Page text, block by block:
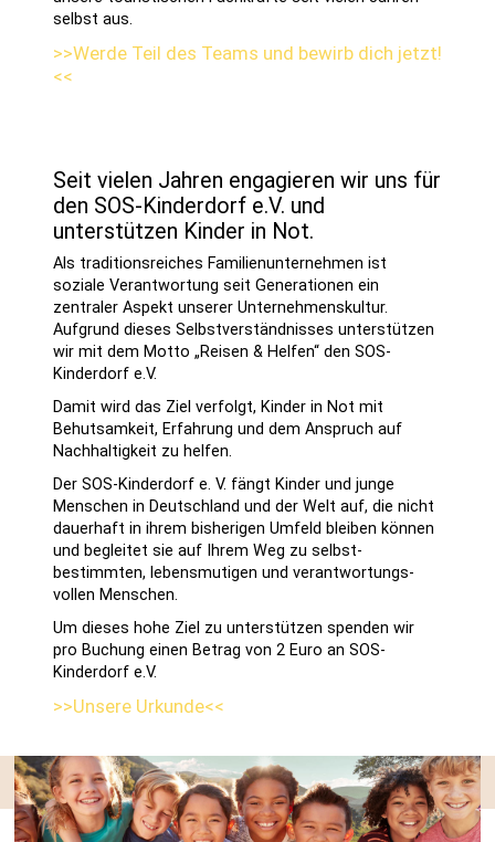
selbst aus.
>>Werde Teil des Teams und bewirb dich jetzt!
<<
Seit vielen Jahren engagieren wir uns für
den SOS-Kinderdorf e.V. und
unterstützen Kinder in Not.
Als traditionsreiches Familienunternehmen ist
soziale Verantwortung seit Generationen ein
zentraler Aspekt unserer Unternehmenskultur.
Aufgrund dieses Selbst­verständ­nisses unter­stützen
wir mit dem Motto „Reisen & Helfen“ den SOS-
Kinderdorf e.V.
Damit wird das Ziel verfolgt, Kinder in Not mit
Behutsamkeit, Erfahrung und dem Anspruch auf
Nachhaltigkeit zu helfen.
Der SOS-Kinderdorf e. V. fängt Kinder und junge
Menschen in Deutschland und der Welt auf, die nicht
dauerhaft in ihrem bisherigen Umfeld bleiben können
und be­gleitet sie auf Ihrem Weg zu selbst­
bestimmten, lebens­mutigen und ver­antwortungs­
vollen Menschen.
Um dieses hohe Ziel zu unterstützen spenden wir
pro Buchung einen Betrag von 2 Euro an SOS-
Kinderdorf e.V.
>>Unsere Urkunde<<